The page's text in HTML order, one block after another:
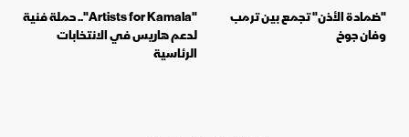
"ضمادة الأذن" تجمع بين ترمب
وفان جوخ
"Artists for Kamala".. حملة فنية
لدعم هاريس في الانتخابات
الرئاسية